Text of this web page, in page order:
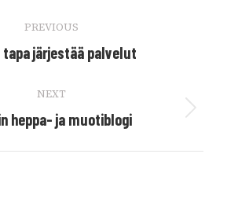
PREVIOUS
Previous
tapa järjestää palvelut
NEXT
Next
heppa- ja muotiblogi